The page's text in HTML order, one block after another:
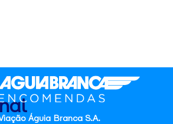
Águia Branca S.A.